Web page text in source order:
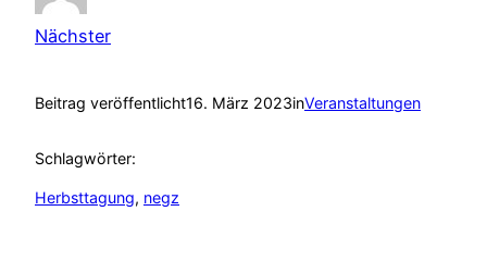
Nächster
Beitrag veröffentlicht16. März 2023inVeranstaltungen
Schlagwörter:
Herbsttagung, negz